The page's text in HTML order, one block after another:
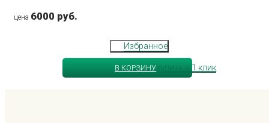
цена 6000 руб.
Избранное
В КОРЗИНУкупить в 1 клик